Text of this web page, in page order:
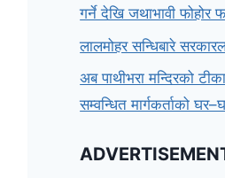
गर्ने देखि जथाभावी फोहोर
लालमोहर सन्धिबारे
अब पाथीभरा मन्दिरको
सम्वन्धित मार्गकर्ताको